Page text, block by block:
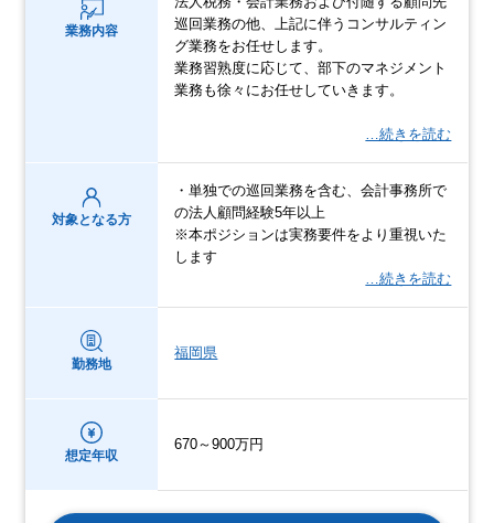
業務内容
巡回業務の他、上記に伴うコンサルティン
グ業務をお任せします。
業務習熟度に応じて、部下のマネジメント
業務も徐々にお任せしていきます。
…続きを読む
対象となる方
・単独での巡回業務を含む、会計事務所で
の法人顧問経験5年以上
※本ポジションは実務要件をより重視いた
します
…続きを読む
勤務地
福岡県
想定年収
670～900万円